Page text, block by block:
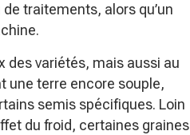
traitements, alors qu’un
des variétés, mais aussi au
une terre encore souple,
semis spécifiques. Loin
du froid, certaines graines